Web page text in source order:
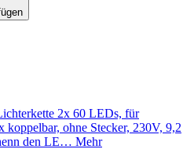
2x 60 LEDs, für
koppelbar, ohne Stecker, 230V, 9,2
den LE… Mehr